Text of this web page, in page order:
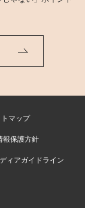
マップ
報保護方針
ィアガイドライン